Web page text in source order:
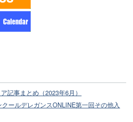
記事まとめ（2023年6月）
ールデレガンスONLINE第一回その他入